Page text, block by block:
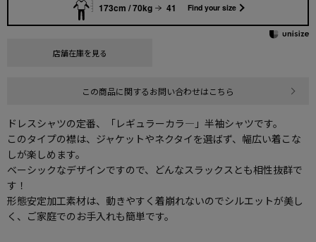
173cm / 70kg 41 Find your size
店舗在庫を見る
この商品に関するお問い合わせはこちら
ドレスシャツの定番、「レギュラーカラ―」半袖シャツです。
このタイプの襟は、ジャケットやネクタイを選ばず、幅広い着こな
しが楽しめます。
ベーシックなデザインですので、どんなスラックスとも相性抜群で
す！
形態安定加工素材は、動きやすく着崩れないのでシルエットが美し
く、ご家庭でのお手入れも簡単です。